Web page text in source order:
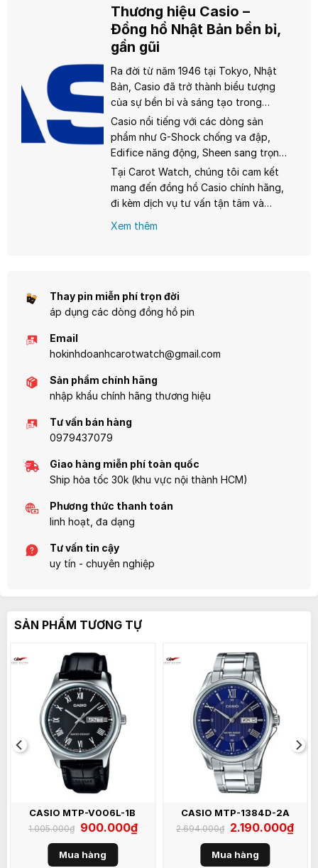
Thương hiệu Casio –
Đồng hồ Nhật Bản bền bỉ,
gần gũi
Ra đời từ năm 1946 tại Tokyo, Nhật
Bản, Casio đã trở thành biểu tượng
của sự bền bỉ và sáng tạo trong
ngành đồng hồ. Từ chiếc đồng hồ
điện tử đầu tiên Casiotron năm 1974,
Casio không ngừng đổi mới, mang
đến những sản phẩm chất lượng với
giá cả phải chăng, phù hợp cho mọi
đối tượng từ học sinh, sinh viên đến
người trưởng thành.
Casio nổi tiếng với các dòng sản
phẩm như G-Shock chống va đập,
Edifice năng động, Sheen sang trọng
dành cho phái nữ, và đặc biệt là
dòng Vintage với phong cách cổ
điển, thời thượng. Mỗi chiếc đồng hồ
chính hãng, sử dụng bộ máy quartz
Tại Carot Watch, chúng tôi cam kết
mang đến đồng hồ Casio chính hãng,
đi kèm dịch vụ tư vấn tận tâm và
Xem thêm
Thay pin miễn phí trọn đời
áp dụng các dòng đồng hồ pin
Email
hokinhdoanhcarotwatch@gmail.com
Sản phẩm chính hãng
nhập khẩu chính hãng thương hiệu
Tư vấn bán hàng
0979437079
Giao hàng miễn phí toàn quốc
Ship hỏa tốc 30k (khu vực nội thành HCM)
Phương thức thanh toán
linh hoạt, đa dạng
Tư vấn tin cậy
uy tín - chuyên nghiệp
SẢN PHẨM TƯƠNG TỰ
CASIO MTP-V006L-1B
1.005.000₫ Giá
gốc
là:
1.005.000₫.
900.000₫Giá
hiện
Mua hàng
CASIO MTP-1384D-2A
2.694.000₫ Giá
gốc
là:
2.694.000₫.
2.190.000₫Giá
hiện
Mua hàng